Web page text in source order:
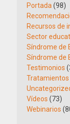
Portada (98)
Recursos de
Sector
Síndrome de
Síndrome de
Testimonios
Tratamientos
Vídeos (73)
Webinarios